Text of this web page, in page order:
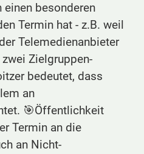
besonderen
Termin hat - z.B. weil
Telemedienanbieter
Zielgruppen-
bedeutet, dass
an
🎯Öffentlichkeit
Termin an die
an Nicht-